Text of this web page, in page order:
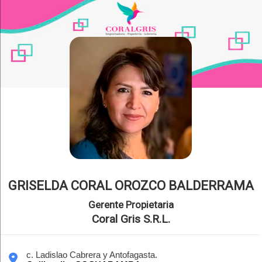
GRISELDA CORAL OROZCO BALDERRAMA
Gerente Propietaria
Coral Gris S.R.L.
c. Ladislao Cabrera y Antofagasta.